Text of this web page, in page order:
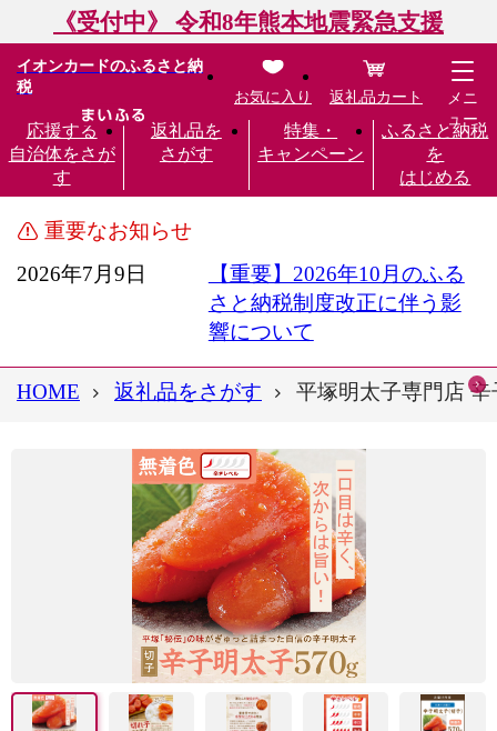
《受付中》 令和8年熊本地震緊急支援
イオンカードのふるさと納
税
応援する
自治体をさが
す
返礼品を
さがす
特集・
キャンペーン
ふるさと納税
を
はじめる
お気に入り 返礼品カート
メニ
ュー
重要なお知らせ
2026年7月9日
【重要】2026年10月のふる
さと納税制度改正に伴う影
響について
HOME 返礼品をさがす 平塚明太子専門店